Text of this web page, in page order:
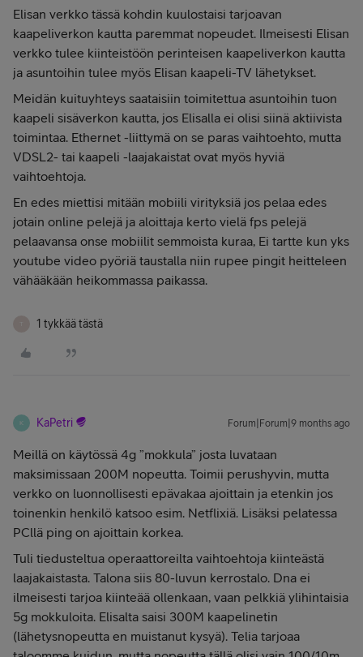
Elisan verkko tässä kohdin kuulostaisi tarjoavan
kaapeliverkon kautta paremmat nopeudet. Ilmeisesti Elisan
verkko tulee kiinteistöön perinteisen kaapeliverkon kautta
ja asuntoihin tulee myös Elisan kaapeli-TV lähetykset.
Meidän kuituyhteys saataisiin toimitettua asuntoihin tuon
kaapeli sisäverkon kautta, jos Elisalla ei olisi siinä aktiivista
toimintaa. Ethernet -liittymä on se paras vaihtoehto, mutta
VDSL2- tai kaapeli -laajakaistat ovat myös hyviä
vaihtoehtoja.
En edes miettisi mitään mobiili virityksiä jos pelaa edes
jotain online pelejä ja aloittaja kerto vielä fps pelejä
pelaavansa onse mobiilit semmoista kuraa, Ei tartte kun yks
youtube video pyöriä taustalla niin rupee pingit heitteleen
vähääkään heikommassa paikassa.
1 tykkää tästä
K KaPetri Forum|Forum|9 months ago
Meillä on käytössä 4g ”mokkula” josta luvataan
maksimissaan 200M nopeutta. Toimii perushyvin, mutta
verkko on luonnollisesti epävakaa ajoittain ja etenkin jos
toinenkin henkilö katsoo esim. Netflixiä. Lisäksi pelatessa
PCllä ping on ajoittain korkea.
Tuli tiedusteltua operaattoreilta vaihtoehtoja kiinteästä
laajakaistasta. Talona siis 80-luvun kerrostalo. Dna ei
ilmeisesti tarjoa kiinteää ollenkaan, vaan pelkkiä ylihintaisia
5g mokkuloita. Elisalta saisi 300M kaapelinetin
(lähetysnopeutta en muistanut kysyä). Telia tarjoaa